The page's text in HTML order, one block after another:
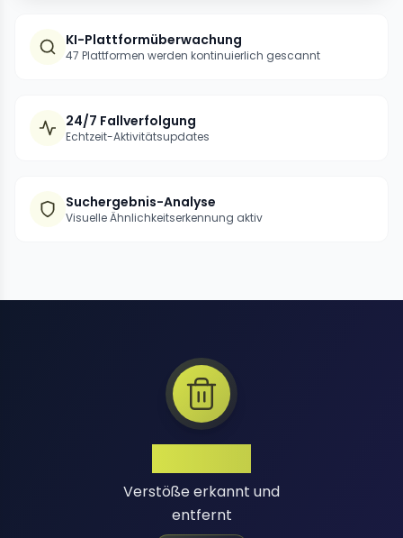
KI-Plattformüberwachung
47 Plattformen werden kontinuierlich gescannt
24/7 Fallverfolgung
Echtzeit-Aktivitätsupdates
Suchergebnis-Analyse
Visuelle Ähnlichkeitserkennung aktiv
Verstöße erkannt und
entfernt